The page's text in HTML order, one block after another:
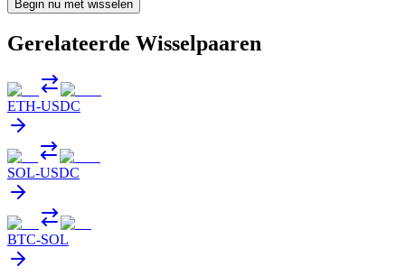
Begin nu met wisselen
Gerelateerde Wisselpaaren
ETH-USDC
SOL-USDC
BTC-SOL